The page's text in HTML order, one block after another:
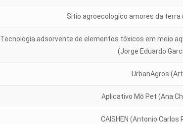
Sitio agroecologico amores da terra
Tecnologia adsorvente de elementos tóxicos em meio
(Jorge Eduardo
UrbanAgros
Aplicativo Mô Pet (Ana
CAISHEN (Antonio Carlos